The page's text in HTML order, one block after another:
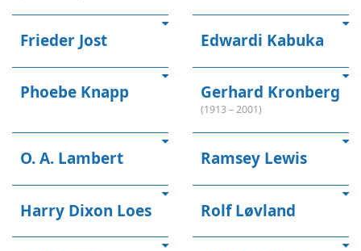
Frieder Jost Edwardi Kabuka
Phoebe Knapp Gerhard Kronberg
(1913 – 2001)
O. A. Lambert Ramsey Lewis
Harry Dixon Loes Rolf Løvland